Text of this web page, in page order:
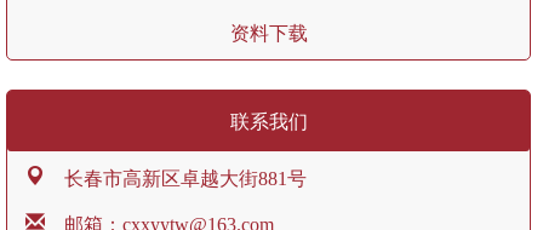
资料下载
联系我们
长春市高新区卓越大街881号
邮箱：cxxyytw@163.com